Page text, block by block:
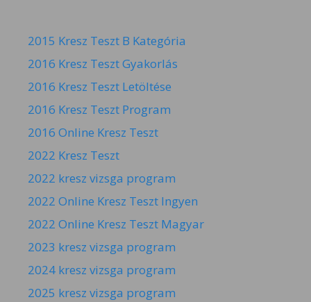
2015 Kresz Teszt B Kategória
2016 Kresz Teszt Gyakorlás
2016 Kresz Teszt Letöltése
2016 Kresz Teszt Program
2016 Online Kresz Teszt
2022 Kresz Teszt
2022 kresz vizsga program
2022 Online Kresz Teszt Ingyen
2022 Online Kresz Teszt Magyar
2023 kresz vizsga program
2024 kresz vizsga program
2025 kresz vizsga program